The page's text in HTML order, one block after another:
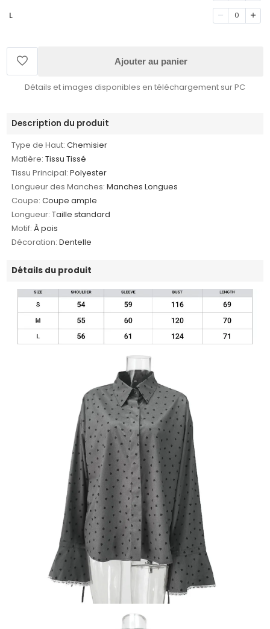
L 0
Ajouter au panier
Détails et images disponibles en téléchargement sur PC
Description du produit
Type de Haut: Chemisier
Matière: Tissu Tissé
Tissu Principal: Polyester
Longueur des Manches: Manches Longues
Coupe: Coupe ample
Longueur: Taille standard
Motif: À pois
Décoration: Dentelle
Détails du produit